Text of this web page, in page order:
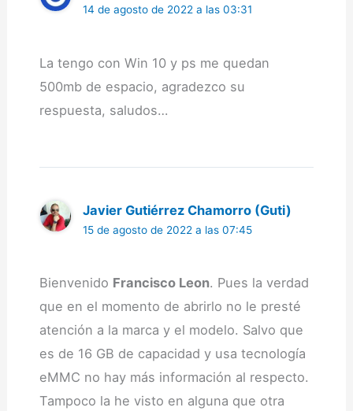
14 de agosto de 2022 a las 03:31
La tengo con Win 10 y ps me quedan
500mb de espacio, agradezco su
respuesta, saludos…
Javier Gutiérrez Chamorro (Guti)
15 de agosto de 2022 a las 07:45
Bienvenido Francisco Leon. Pues la verdad
que en el momento de abrirlo no le presté
atención a la marca y el modelo. Salvo que
es de 16 GB de capacidad y usa tecnología
eMMC no hay más información al respecto.
Tampoco la he visto en alguna que otra